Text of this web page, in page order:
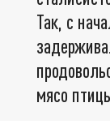
Так, с
мясо